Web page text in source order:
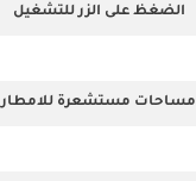
الضغظ على الزر للتشغيل
مساحات مستشعرة للامطار